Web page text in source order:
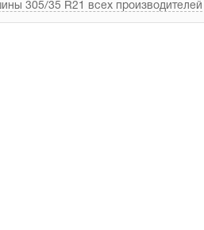
305/35 R21 всех производителей